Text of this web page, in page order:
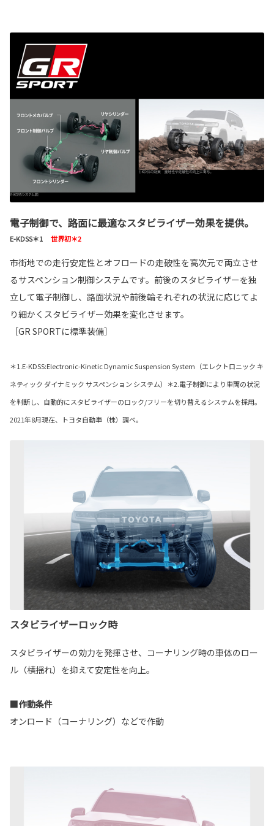
電子制御で、路面に最適なスタビライザー効果を提供。
E-KDSS＊1 世界初＊2
市街地での走行安定性とオフロードの走破性を高次元で両立させ
るサスペンション制御システムです。前後のスタビライザーを独
立して電子制御し、路面状況や前後輪それぞれの状況に応じてよ
り細かくスタビライザー効果を変化させます。
［GR SPORTに標準装備］
＊1.E-KDSS:Electronic-Kinetic Dynamic Suspension System（エレクトロニック キ
ネティック ダイナミック サスペンション システム）＊2.電子制御により車両の状況
を判断し、自動的にスタビライザーのロック/フリーを切り替えるシステムを採用。
2021年8月現在、トヨタ自動車（株）調べ。
スタビライザーロック時
スタビライザーの効力を発揮させ、コーナリング時の車体のロー
ル（横揺れ）を抑えて安定性を向上。
■作動条件
オンロード（コーナリング）などで作動